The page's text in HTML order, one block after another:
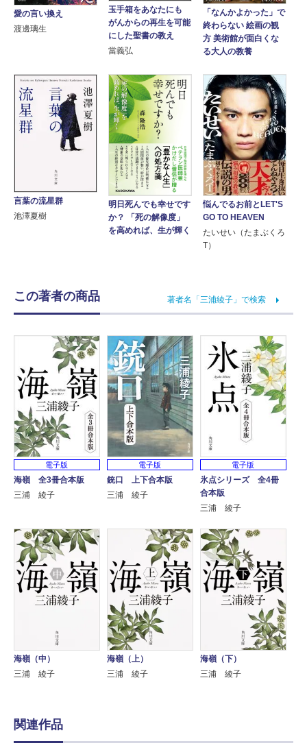
愛の言い換え
渡邊璃生
玉手箱をあなたにも
がんからの再生を可能
にした聖書の教え
當義弘
「なんかよかった」で
終わらない 絵画の観
方 美術館が面白くな
る大人の教養
言葉の流星群
池澤夏樹
明日死んでも幸せです
か？ 「死の解像度」
を高めれば、生が輝く
悩んでるお前とLET'S
GO TO HEAVEN
たいせい（たまぶくろ
T）
この著者の商品 著者名「三浦綾子」で検索
電子版
海嶺 全3冊合本版
三浦 綾子
電子版
銃口 上下合本版
三浦 綾子
電子版
氷点シリーズ 全4冊
合本版
三浦 綾子
海嶺（中）
三浦 綾子
海嶺（上）
三浦 綾子
海嶺（下）
三浦 綾子
関連作品